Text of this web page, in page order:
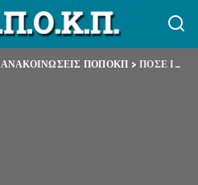
ΑΝΑΚΟΙΝΩΣΕΙΣ ΠΟΠΟΚΠ >ΠΟΣΕ ΙΚΑ-ΕΤΑΜ & ΠΟΠΟΚΠ ΕΙΣΗΓΗΣΗ ΓΙΑ ΤΗΝ ΚΟΙΝΩΝΙΚΗ ΑΣΦΑΛΙΣΗ